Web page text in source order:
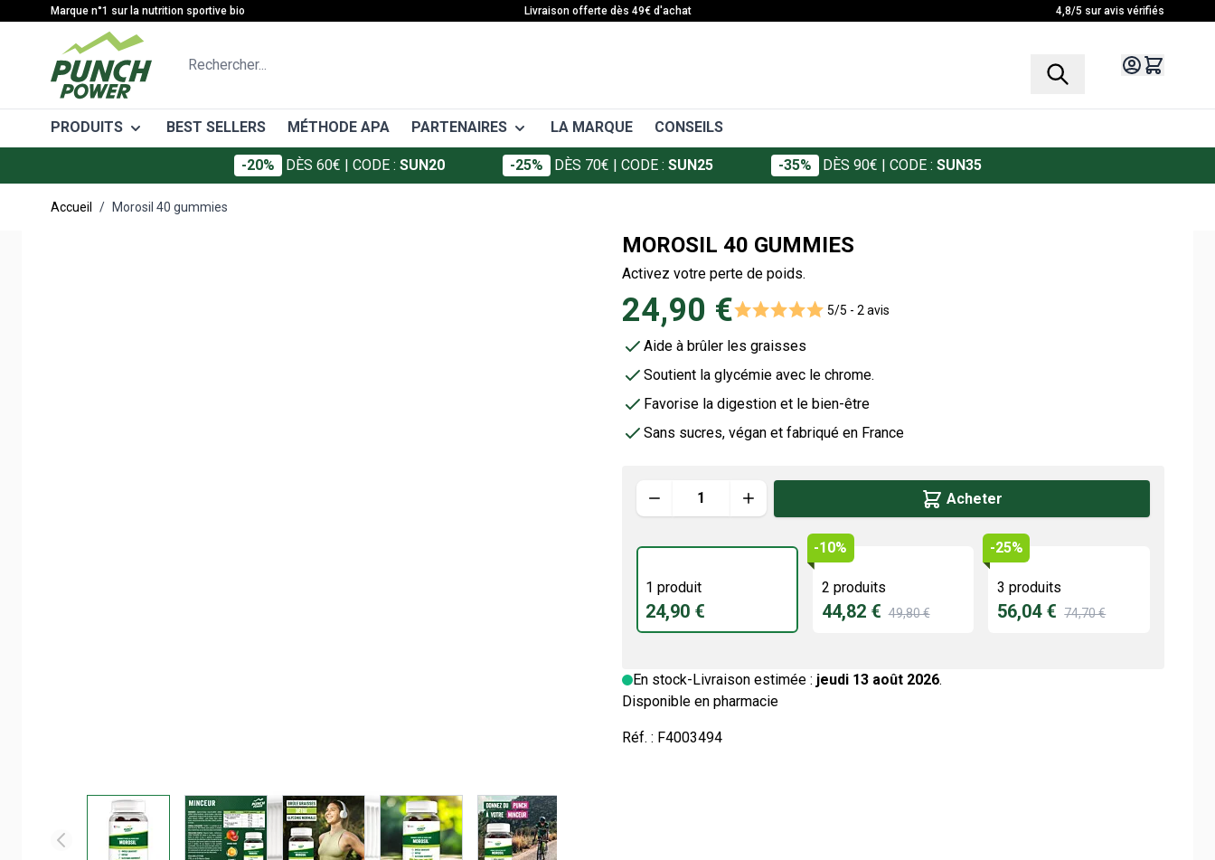
Allez au contenuMarque n°1 sur la nutrition sportive bio Livraison offerte dès 49€ d'achat 4,8/5 sur avis vérifiés
Rechercher...
PRODUITS
Décontractants musculaires
Crèmes et gels
Vitamines et minéraux
Défenses immunitaires
Minceur
BEST SELLERS MÉTHODE APA PARTENAIRES
EAFIT
LA MARQUE CONSEILS
-20% DÈS 60€ | CODE : SUN20 -25% DÈS 70€ | CODE : SUN25 -35% DÈS 90€ | CODE : SUN35
Accueil / Morosil 40 gummies
View larger imageView larger imageView larger imageView larger imageView larger image
MOROSIL 40 GUMMIES
Activez votre perte de poids.
24,90 € 5/5 - 2 avis
Aide à brûler les graisses
Soutient la glycémie avec le chrome.
Favorise la digestion et le bien-être
Sans sucres, végan et fabriqué en France
Acheter
1 produit
24,90 €
-10%
2 produits
44,82 € 49,80 €
-25%
3 produits
56,04 € 74,70 €
En stock-Livraison estimée : jeudi 13 août 2026.
Disponible en pharmacie
Réf. : F4003494